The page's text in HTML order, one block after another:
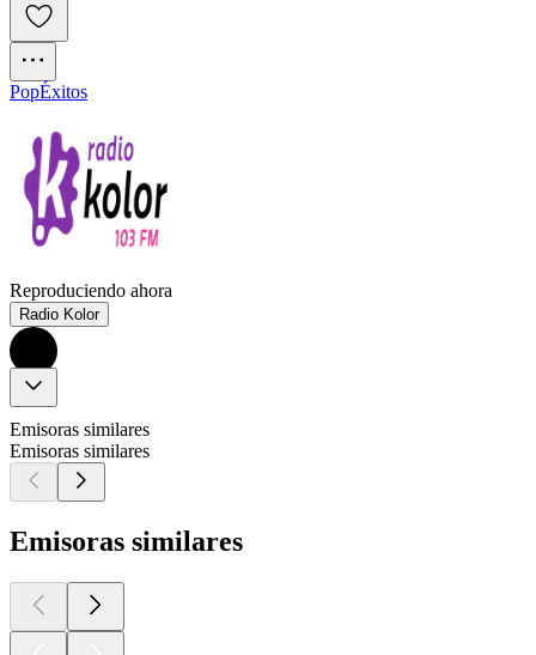
PopÉxitos
Reproduciendo ahora
Radio Kolor
Emisoras similares
Emisoras similares
Emisoras similares